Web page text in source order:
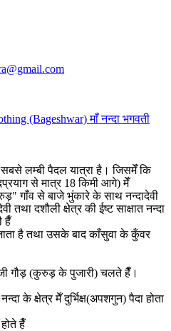
(Bageshwar) माँ नन्दा भगवती
सबसे लम्बी पैदल यात्रा है। जिसमेँ कि
से मात्र 18 किमी आगे) मेँ
गाँव से बाजे भुंकारे के साथ नन्दादेवी
तथा दशौली क्षेत्र की ईष्ट साक्षात नन्दा
हैँ
है तथा उसके बाद काँसुवा के कुँवर
गौड़ (कुरुड़ के पुजारी) चलते हैँ।
के क्षेत्र मेँ दुर्भिक्ष(अपशगुन) पैदा होता
हैँ